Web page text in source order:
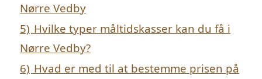
Nørre Vedby
5) Hvilke typer måltidskasser kan du få i
Nørre Vedby?
6) Hvad er med til at bestemme prisen på